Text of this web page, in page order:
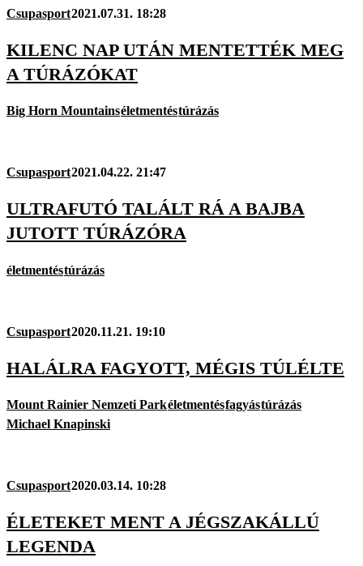
Csupasport2021.07.31. 18:28
KILENC NAP UTÁN MENTETTÉK MEG
A TÚRÁZÓKAT
Big Horn Mountainséletmentéstúrázás
Csupasport2021.04.22. 21:47
ULTRAFUTÓ TALÁLT RÁ A BAJBA
JUTOTT TÚRÁZÓRA
életmentéstúrázás
Csupasport2020.11.21. 19:10
HALÁLRA FAGYOTT, MÉGIS TÚLÉLTE
Mount Rainier Nemzeti Parkéletmentésfagyástúrázás
Michael Knapinski
Csupasport2020.03.14. 10:28
ÉLETEKET MENT A JÉGSZAKÁLLÚ
LEGENDA